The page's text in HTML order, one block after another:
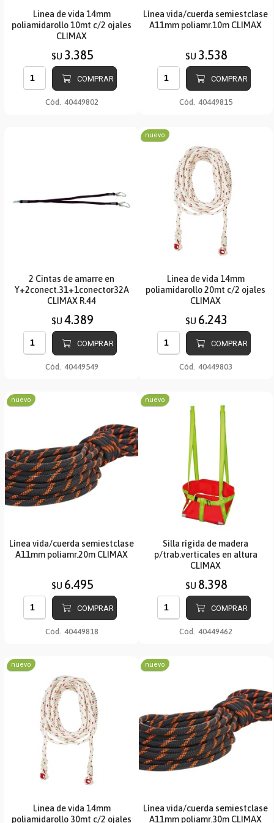
Linea de vida 14mm
poliamidarollo 10mt c/2 ojales
CLIMAX
$U 3.385
COMPRAR
Cód. 40449802
Línea vida/cuerda semiestclase
A11mm poliamr.10m CLIMAX
$U 3.538
COMPRAR
Cód. 40449815
2 Cintas de amarre en
Y+2conect.31+1conector32A
CLIMAX R.44
$U 4.389
COMPRAR
Cód. 40449549
nuevo
Linea de vida 14mm
poliamidarollo 20mt c/2 ojales
CLIMAX
$U 6.243
COMPRAR
Cód. 40449803
nuevo
Línea vida/cuerda semiestclase
A11mm poliamr.20m CLIMAX
$U 6.495
COMPRAR
Cód. 40449818
nuevo
Silla rígida de madera
p/trab.verticales en altura
CLIMAX
$U 8.398
COMPRAR
Cód. 40449462
nuevo
Linea de vida 14mm
poliamidarollo 30mt c/2 ojales
nuevo
Línea vida/cuerda semiestclase
A11mm poliamr.30m CLIMAX